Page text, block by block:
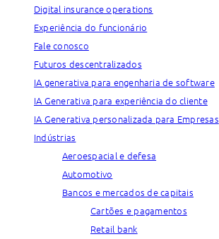
Digital insurance operations
Experiência do funcionário
Fale conosco
Futuros descentralizados
IA generativa para engenharia de software
IA Generativa para experiência do cliente
IA Generativa personalizada para Empresas
Indústrias
Aeroespacial e defesa
Automotivo
Bancos e mercados de capitais
Cartões e pagamentos
Retail bank